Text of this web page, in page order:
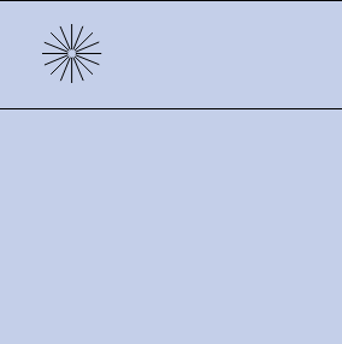
Campus Ullevål